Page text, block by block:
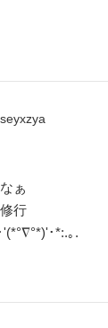
ぁ
行
･*:.｡.